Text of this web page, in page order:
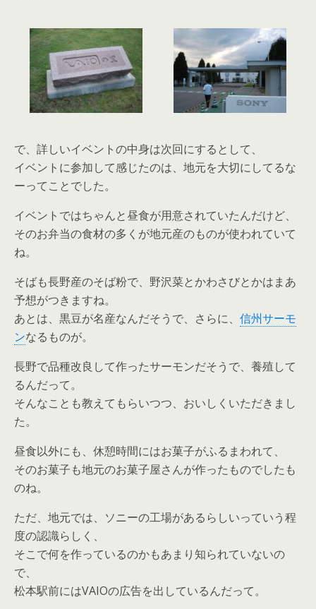
で、詳しいイベントの中身は次回にするとして、
イベントに参加して感じたのは、地元を大切にしてるな
ーってことでした。
イベントではちゃんと昼食が用意されていたんだけど、
そのお弁当の食材の多くが地元産のものが使われていて
ね。
そばも長野産のそば粉で、野沢菜とかわさびとかはまあ
予想がつきますね。
あとは、黒豆が名産なんだそうで、さらに、 信州サーモ
ンなるものが。
長野で品種改良して作ったサーモンだそうで、養殖して
るんだって。
そんなことも教えてもらいつつ、おいしくいただきまし
た。
昼食以外にも、休憩時間にはお菓子がふるまわれて、
そのお菓子も地元のお菓子屋さんが作ったものでしたも
のね。
ただ、地元では、ソニーの工場があるらしいっていう程
度の認識らしく、
そこで何を作っているのかもあまり知られていないの
で、
松本駅前にはVAIOの広告を出しているんだって。